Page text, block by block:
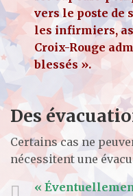
vers le poste de
les infirmiers,
Croix-Rouge
blessés ».
Des
Certains cas ne
nécessitent une
«